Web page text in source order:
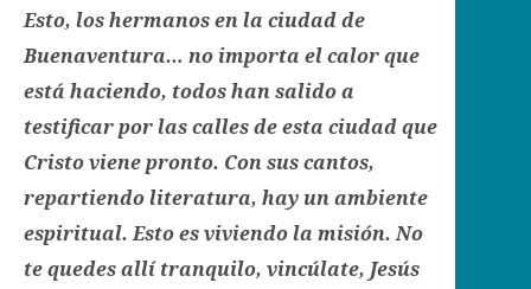
Esto, los hermanos en la ciudad de
Buenaventura… no importa el calor que
está haciendo, todos han salido a
testificar por las calles de esta ciudad que
Cristo viene pronto. Con sus cantos,
repartiendo literatura, hay un ambiente
espiritual. Esto es viviendo la misión. No
te quedes allí tranquilo, vincúlate, Jesús